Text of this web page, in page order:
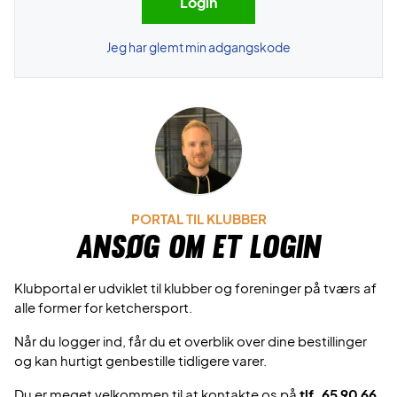
Jeg har glemt min adgangskode
PORTAL TIL KLUBBER
Ansøg om et login
Klubportal er udviklet til klubber og foreninger på tværs af
alle former for ketchersport.
Når du logger ind, får du et overblik over dine bestillinger
og kan hurtigt genbestille tidligere varer.